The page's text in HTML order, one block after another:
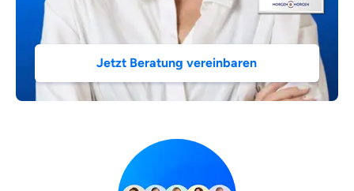
Jetzt Beratung vereinbaren